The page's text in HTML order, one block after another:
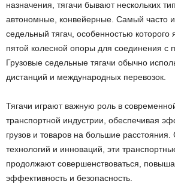
назначения, тягачи бывают нескольких
автономные, конвейерные. Самый часто
седельный тягач, особенностью которого
пятой колесной опоры для соединения с
Грузовые седельные тягачи обычно
дистанций и международных перевозок.
Тягачи играют важную роль в
транспортной индустрии, обеспечивая
грузов и товаров на большие расстояния.
технологий и инноваций, эти
продолжают совершенствоваться,
эффективность и безопасность.